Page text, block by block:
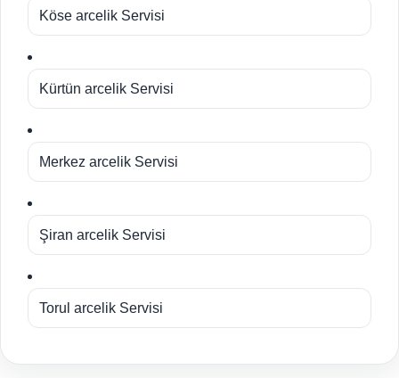
Köse arcelik Servisi
Kürtün arcelik Servisi
Merkez arcelik Servisi
Şiran arcelik Servisi
Torul arcelik Servisi